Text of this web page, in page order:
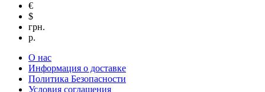
€
$
грн.
р.
О нас
Информация о доставке
Политика Безопасности
Условия соглашения